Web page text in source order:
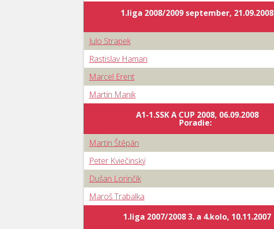
1.liga 2008/2009 september, 21.09.2008
Julo Strapek
Rastislav Haman
Marcel Erent
Martin Manik
A1-1.SSK A CUP 2008, 06.09.2008
Poradie:
Martin Štěpán
Peter Kviečinský
Dušan Lorinčík
Maroš Trabalka
1.liga 2007/2008 3. a 4.kolo, 10.11.2007